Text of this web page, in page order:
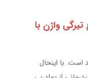
تیرگی واژن با
است. با اینحال